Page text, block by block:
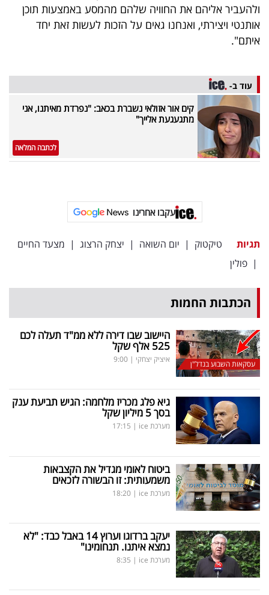
ולהעביר אליהם את החוויה שלהם מהמסע באמצעות תוכן
אותנטי ויצירתי, ואנחנו גאים על הזכות לעשות זאת יחד
איתם".
עוד ב-
קים אור אזולאי נשברת בכאב: "נפרדת מאיתנו, אני
מתגעגעת אלייך"
לכתבה המלאה
עקבו אחרינו
תגיות טיקטוק | יום השואה | יצחק הרצוג | מצעד החיים
| פולין
הכתבות החמות
עסקאות השבוע בנדל"ן
היישוב שבו דירה ללא ממ"ד תעלה לכם
525 אלף שקל
איציק יצחקי |
9:00
גיא פלג מכריז מלחמה: הגיש תביעת ענק
בסך 5 מיליון שקל
מערכת ice |
17:15
ביטוח לאומי מגדיל את הקצבאות
משמעותית: זו הבשורה לזכאים
מערכת ice |
18:20
יעקב ברדוגו וערוץ 14 באבל כבד: "לא
נמצא איתנו. תנחומינו"
מערכת ice |
8:35